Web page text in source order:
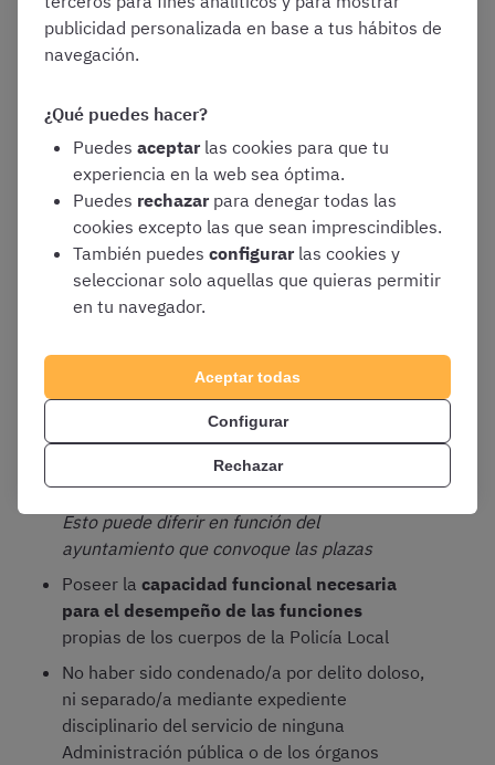
Nacionalidad española.En las oposiciones
a las Fuerzas y Cuerpos de Seguridad no se
admitennacionalidades distintas a las
Tener cumplidos los dieciocho años
exceder, en su caso, de la edad máxima de
jubilación.No obstante, en algunos cuerpos
de Policía Local se establecen límites más
reducidos
Lo más habitual es quese exija una
estatura mínima. La marca más común
suele ser de de 1,65 o 1,70 para los
Tened en cuenta que en algunos
ayuntamientos ya no existe requisito de
Bachiller, Técnico/a o equivalente
Esto puede diferir en función del
ayuntamiento que convoque las plazas
Poseer la capacidad funcional necesaria
para el desempeño de las funciones
propias de los cuerpos de la Policía Local
No haber sido condenado/a por delito doloso,
ni separado/a mediante expediente
disciplinario del servicio de ninguna
Administración pública o de los órganos
publicidad personalizada en base a tus hábitos de
navegación.
¿Qué puedes hacer?
Puedes aceptar las cookies para que tu
experiencia en la web sea óptima.
Puedes rechazar para denegar todas las
cookies excepto las que sean imprescindibles.
También puedes configurar las cookies y
seleccionar solo aquellas que quieras permitir
en tu navegador.
Aceptar todas
Configurar
Rechazar